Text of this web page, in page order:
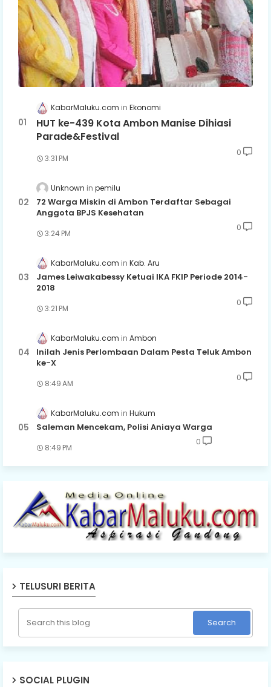
KabarMaluku.com Ekonomi
HUT ke-439 Kota Ambon Manise Dihiasi
Parade&Festival
3:31 PM
0
Unknown pemilu
72 Warga Miskin di Ambon Terdaftar Sebagai
Anggota BPJS Kesehatan
3:24 PM
0
KabarMaluku.com Kab. Aru
James Leiwakabessy Ketuai IKA FKIP Periode 2014-
2018
3:21 PM
0
KabarMaluku.com Ambon
Inilah Jenis Perlombaan Dalam Pesta Teluk Ambon
ke-X
8:49 AM
0
KabarMaluku.com Hukum
Saleman Mencekam, Polisi Aniaya Warga
8:49 PM
0
TELUSURI BERITA
SOCIAL PLUGIN